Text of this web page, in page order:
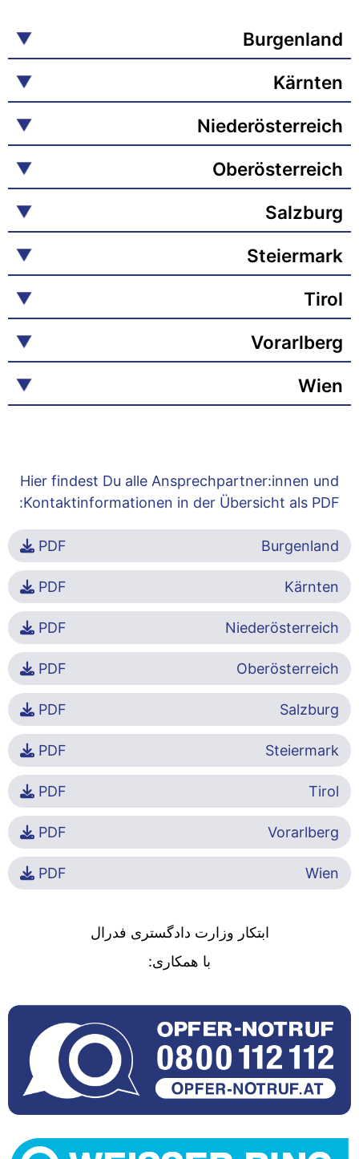
Burgenland
Kärnten
Niederösterreich
Oberösterreich
Salzburg
Steiermark
Tirol
Vorarlberg
Wien
Hier findest Du alle Ansprechpartner:innen und
Kontaktinformationen in der Übersicht als PDF:
Burgenland
PDF
Kärnten
PDF
Niederösterreich
PDF
Oberösterreich
PDF
Salzburg
PDF
Steiermark
PDF
Tirol
PDF
Vorarlberg
PDF
Wien
PDF
ابتکار وزارت دادگستری فدرال
با همکاری: